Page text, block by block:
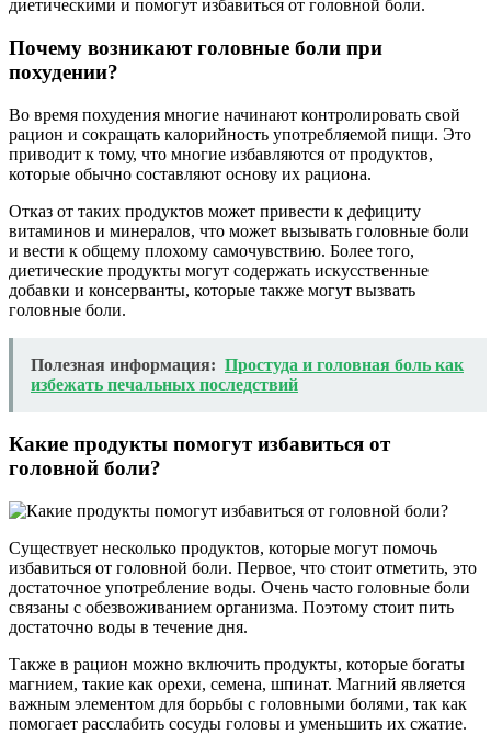
диетическими и помогут избавиться от головной боли.
Почему возникают головные боли при
похудении?
Во время похудения многие начинают контролировать свой
рацион и сокращать калорийность употребляемой пищи. Это
приводит к тому, что многие избавляются от продуктов,
которые обычно составляют основу их рациона.
Отказ от таких продуктов может привести к дефициту
витаминов и минералов, что может вызывать головные боли
и вести к общему плохому самочувствию. Более того,
диетические продукты могут содержать искусственные
добавки и консерванты, которые также могут вызвать
головные боли.
Полезная информация: Простуда и головная боль как
избежать печальных последствий
Какие продукты помогут избавиться от
головной боли?
Существует несколько продуктов, которые могут помочь
избавиться от головной боли. Первое, что стоит отметить, это
достаточное употребление воды. Очень часто головные боли
связаны с обезвоживанием организма. Поэтому стоит пить
достаточно воды в течение дня.
Также в рацион можно включить продукты, которые богаты
магнием, такие как орехи, семена, шпинат. Магний является
важным элементом для борьбы с головными болями, так как
помогает расслабить сосуды головы и уменьшить их сжатие.